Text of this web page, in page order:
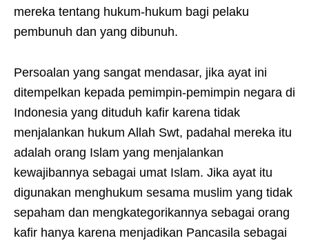
mereka tentang hukum-hukum bagi pelaku
pembunuh dan yang dibunuh.
Persoalan yang sangat mendasar, jika ayat ini
ditempelkan kepada pemimpin-pemimpin negara di
Indonesia yang dituduh kafir karena tidak
menjalankan hukum Allah Swt, padahal mereka itu
adalah orang Islam yang menjalankan
kewajibannya sebagai umat Islam. Jika ayat itu
digunakan menghukum sesama muslim yang tidak
sepaham dan mengkategorikannya sebagai orang
kafir hanya karena menjadikan Pancasila sebagai